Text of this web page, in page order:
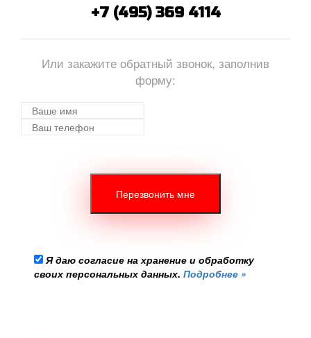
+7 (495) 369 4114
Или закажите обратный звонок, заполнив
форму:
Я даю согласие на хранение и обработку
своих персональных данных. Подробнее »